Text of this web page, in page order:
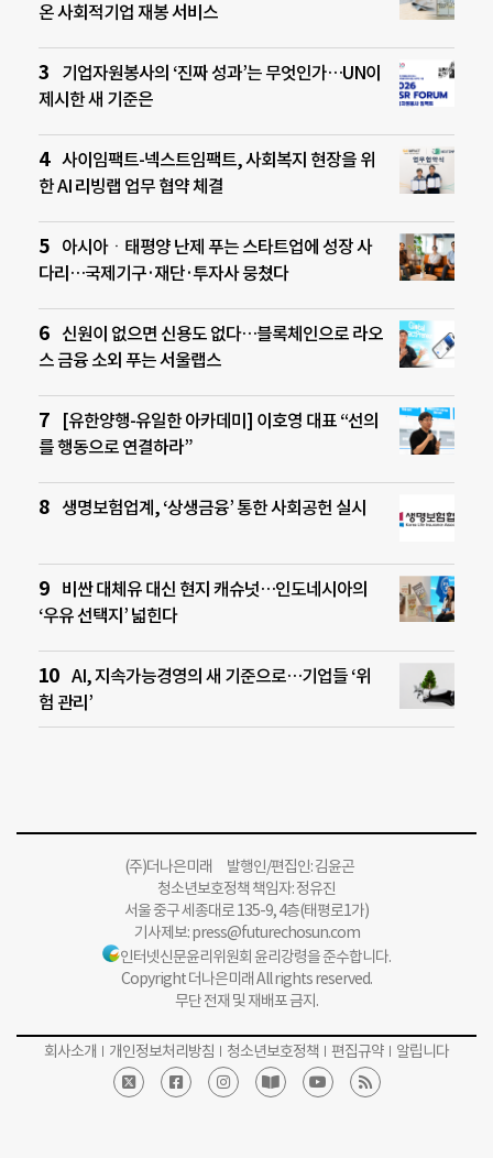
온 사회적기업 재봉 서비스
기업자원봉사의 ‘진짜 성과’는 무엇인가…UN이
제시한 새 기준은
사이임팩트-넥스트임팩트, 사회복지 현장을 위
한 AI 리빙랩 업무 협약 체결
아시아ㆍ태평양 난제 푸는 스타트업에 성장 사
다리…국제기구·재단·투자사 뭉쳤다
신원이 없으면 신용도 없다…블록체인으로 라오
스 금융 소외 푸는 서울랩스
[유한양행-유일한 아카데미] 이호영 대표 “선의
를 행동으로 연결하라”
생명보험업계, ‘상생금융’ 통한 사회공헌 실시
비싼 대체유 대신 현지 캐슈넛…인도네시아의
‘우유 선택지’ 넓힌다
AI, 지속가능경영의 새 기준으로…기업들 ‘위
험 관리’
(주)더나은미래 발행인/편집인: 김윤곤
청소년보호정책 책임자: 정유진
서울 중구 세종대로 135-9, 4층(태평로1가)
기사제보:press@futurechosun.com
인터넷신문윤리위원회 윤리강령을 준수합니다.
Copyright 더나은미래 All rights reserved.
무단 전재 및 재배포 금지.
회사소개 개인정보처리방침 청소년보호정책 편집규약 알립니다